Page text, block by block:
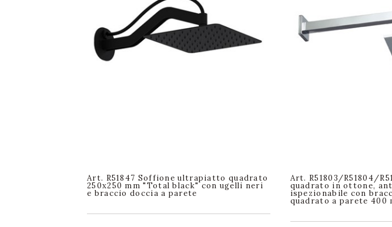
Art. R51847 Soffione ultrapiatto quadrato
250x250 mm "Total black" con ugelli neri
e braccio doccia a parete
Art. R51803/R51804/
quadrato in ottone,
ispezionabile con
quadrato a parete 400